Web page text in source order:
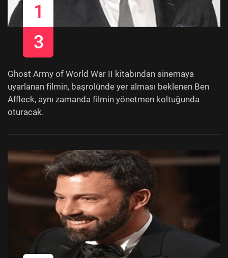
1
3
Ghost Army of World War II kitabından sinemaya
uyarlanan filmin, başrolünde yer alması beklenen Ben
Affleck, aynı zamanda filmin yönetmen koltuğunda
oturacak.